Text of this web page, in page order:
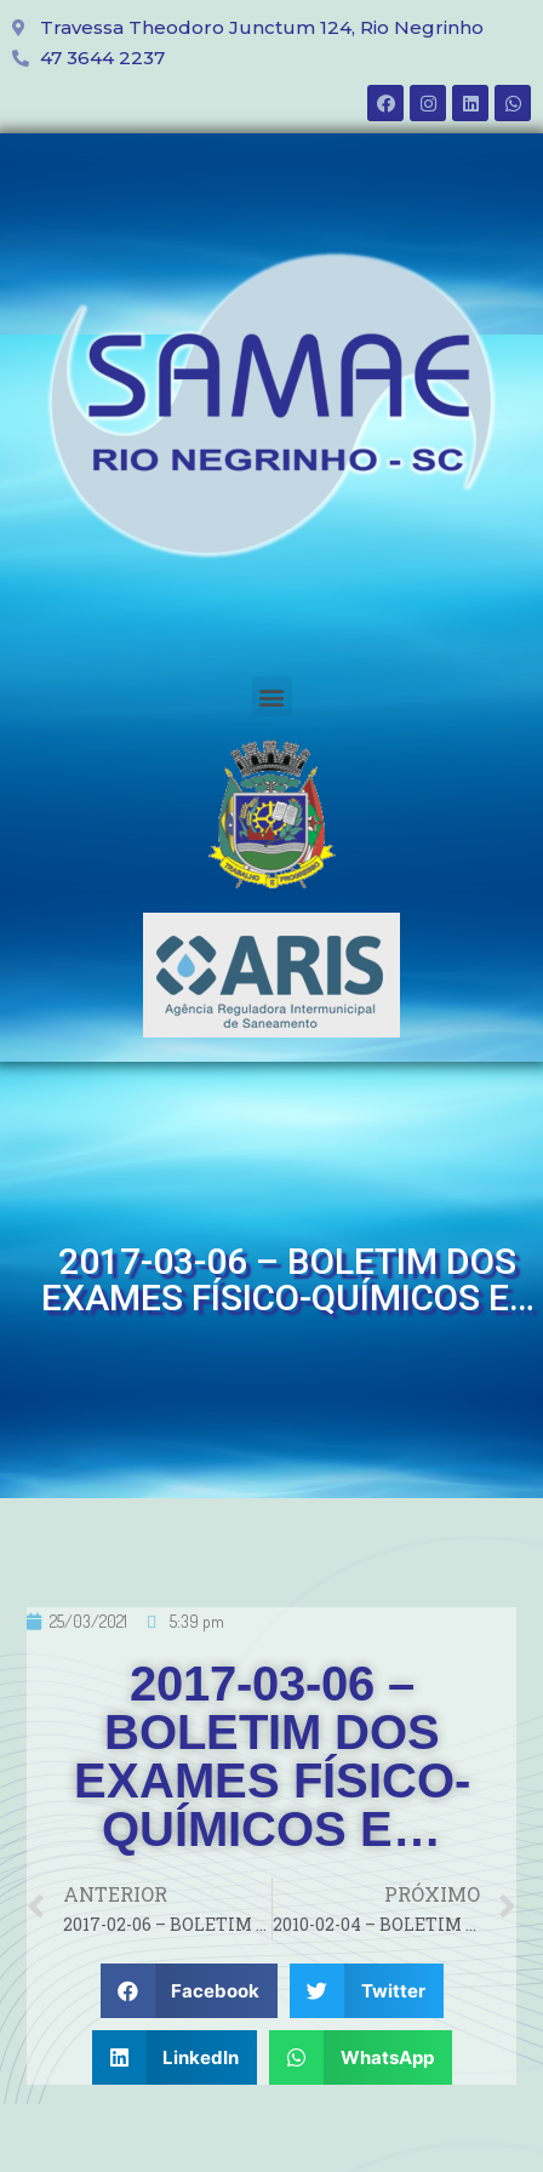
Travessa Theodoro Junctum 124, Rio Negrinho
47 3644 2237
2017-03-06 – BOLETIM DOS
EXAMES FÍSICO-QUÍMICOS E…
25/03/2021 5:39 pm
2017-03-06 –
BOLETIM DOS
EXAMES FÍSICO-
QUÍMICOS E…
ANTERIOR
2017-02-06 – BOLETIM DOS EXAMES FÍSICO-QUÍMICOS E…
PRÓXIMO
2010-02-04 – BOLETIM DOS EXAMES FÍSICO-QUÍMICOS E…
Facebook Twitter
LinkedIn WhatsApp